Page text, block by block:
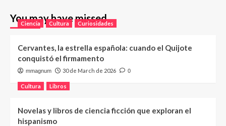
You may have missed
Ciencia Cultura Curiosidades
Cervantes, la estrella española: cuando el Quijote
conquistó el firmamento
mmagnum 30 de March de 2026 0
Cultura Libros
Novelas y libros de ciencia ficción que exploran el
hispanismo